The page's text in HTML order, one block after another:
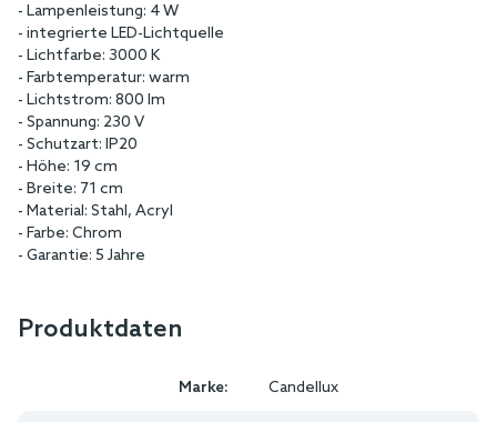
- Lampenleistung: 4 W
- integrierte LED-Lichtquelle
- Lichtfarbe: 3000 K
- Farbtemperatur: warm
- Lichtstrom: 800 lm
- Spannung: 230 V
- Schutzart: IP20
- Höhe: 19 cm
- Breite: 71 cm
- Material: Stahl, Acryl
- Farbe: Chrom
- Garantie: 5 Jahre
Produktdaten
Marke: Candellux